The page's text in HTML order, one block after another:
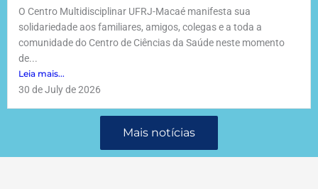
O Centro Multidisciplinar UFRJ-Macaé manifesta sua
solidariedade aos familiares, amigos, colegas e a toda a
comunidade do Centro de Ciências da Saúde neste momento
de...
Leia mais...
30 de July de 2026
Mais notícias